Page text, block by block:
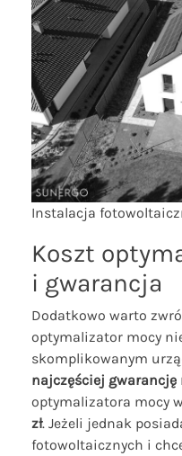
Instalacja
Koszt
i gwarancja
Dodatkowo warto
optymalizator mocy
skomplikowanym
najczęściej gwarancję
optymalizatora mocy
zł. Jeżeli jednak
fotowoltaicznych i